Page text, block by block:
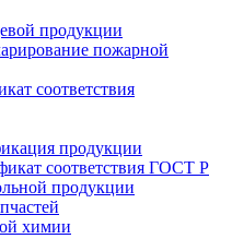
продукции
пожарной
соответствия
продукции
соответствия ГОСТ Р
продукции
химии